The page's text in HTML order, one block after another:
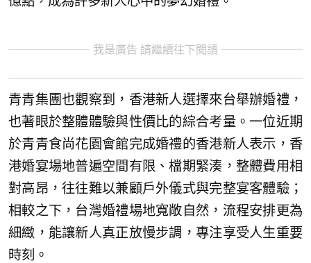
我是廣告 請繼續往下閱讀
青青集團也觀察到，香港新人選擇來台舉辦婚禮，
也著眼於整體體驗與性價比的綜合考量。一位近期
於青青食尚花園會館完成婚禮的香港新人表示，香
港婚宴場地普遍空間有限、檔期緊湊，整體費用相
對高昂，往往難以兼顧戶外儀式與完整宴客體驗；
相較之下，台灣婚禮場地寬敞自然，流程安排更為
細緻，能讓新人真正放慢步調，專注享受人生重要
時刻。